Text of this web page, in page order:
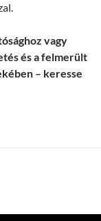
vagy
és a felmerült
– keresse